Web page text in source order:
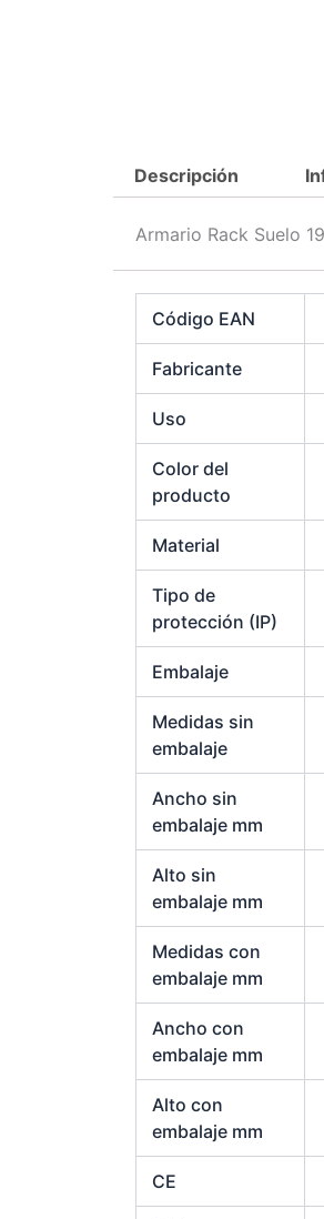
Descripción
Armario Rack Suelo
Código EAN
Fabricante
Uso
Color del
producto
Material
Tipo de
protección (IP)
Embalaje
Medidas sin
embalaje
Ancho sin
embalaje mm
Alto sin
embalaje mm
Medidas con
embalaje mm
Ancho con
embalaje mm
Alto con
embalaje mm
CE